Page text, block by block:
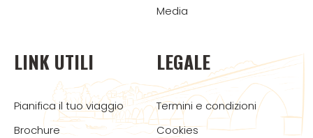
Media
LINK UTILI
Pianifica il tuo viaggio
Brochure
LEGALE
Termini e condizioni
Cookies